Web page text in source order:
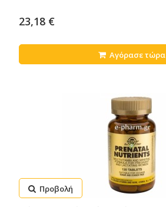
23,18 €
Αγόρασε τώρα
Προβολή